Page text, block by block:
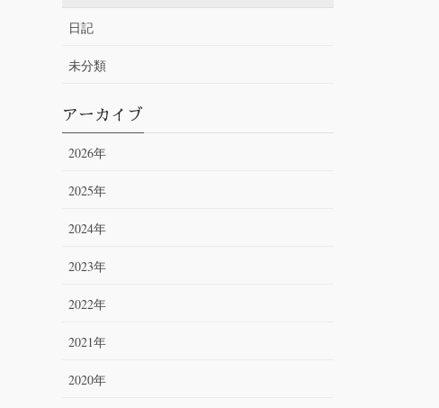
日記
未分類
アーカイブ
2026年
2025年
2024年
2023年
2022年
2021年
2020年